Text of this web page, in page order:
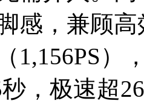
感，兼顾
1,156PS）
，极速超